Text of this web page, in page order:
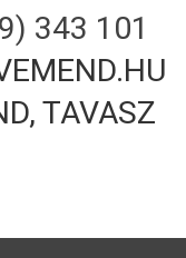
343 101
TAVASZ